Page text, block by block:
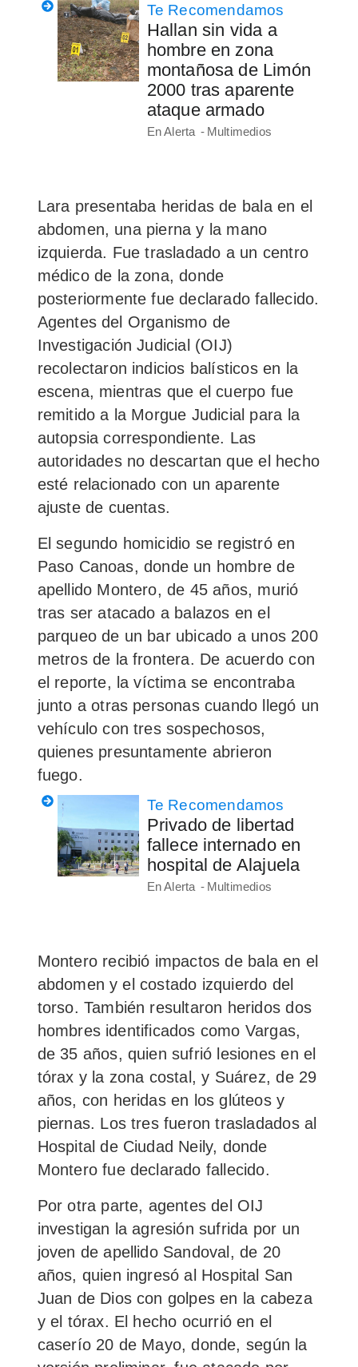
Te Recomendamos
Hallan sin vida a
hombre en zona
montañosa de Limón
2000 tras aparente
ataque armado
En Alerta Multimedios
Lara presentaba heridas de bala en el
abdomen, una pierna y la mano
izquierda. Fue trasladado a un centro
médico de la zona, donde
posteriormente fue declarado fallecido.
Agentes del Organismo de
Investigación Judicial (OIJ)
recolectaron indicios balísticos en la
escena, mientras que el cuerpo fue
remitido a la Morgue Judicial para la
autopsia correspondiente. Las
autoridades no descartan que el hecho
esté relacionado con un aparente
ajuste de cuentas.
El segundo homicidio se registró en
Paso Canoas, donde un hombre de
apellido Montero, de 45 años, murió
tras ser atacado a balazos en el
parqueo de un bar ubicado a unos 200
metros de la frontera. De acuerdo con
el reporte, la víctima se encontraba
junto a otras personas cuando llegó un
vehículo con tres sospechosos,
quienes presuntamente abrieron
fuego.
Te Recomendamos
Privado de libertad
fallece internado en
hospital de Alajuela
En Alerta Multimedios
Montero recibió impactos de bala en el
abdomen y el costado izquierdo del
torso. También resultaron heridos dos
hombres identificados como Vargas,
de 35 años, quien sufrió lesiones en el
tórax y la zona costal, y Suárez, de 29
años, con heridas en los glúteos y
piernas. Los tres fueron trasladados al
Hospital de Ciudad Neily, donde
Montero fue declarado fallecido.
Por otra parte, agentes del OIJ
investigan la agresión sufrida por un
joven de apellido Sandoval, de 20
años, quien ingresó al Hospital San
Juan de Dios con golpes en la cabeza
y el tórax. El hecho ocurrió en el
caserío 20 de Mayo, donde, según la